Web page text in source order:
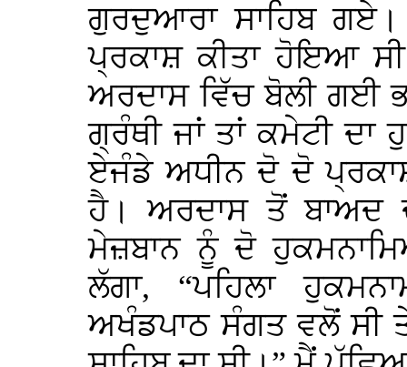
ਗੁਰਦੁਆਰਾ ਸਾਹਿਬ
ਪ੍ਰਕਾਸ਼ ਕੀਤਾ ਹੋਇਆ
ਅਰਦਾਸ ਵਿੱਚ ਬੋਲੀ ਗਈ
ਗ੍ਰੰਥੀ ਜਾਂ ਤਾਂ ਕਮੇਟੀ ਦਾ
ਏਜੰਡੇ ਅਧੀਨ ਦੋ ਦੋ
ਹੈ। ਅਰਦਾਸ ਤੋਂ
ਮੇਜ਼ਬਾਨ ਨੂੰ ਦੋ
ਲੱਗਾ, “ਪਹਿਲਾ
ਅਖੰਡਪਾਠ ਸੰਗਤ ਵਲੋਂ ਸੀ